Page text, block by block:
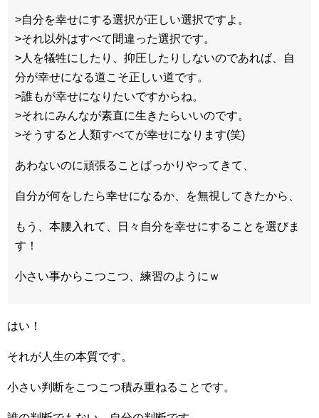
>自分を幸せにする選択が正しい選択ですよ。
>それ以外はすべて間違った選択です。
>人を犠牲にしたり、抑圧したりしないのであれば、自
分が幸せになる道こそ正しい道です。
>誰もが幸せになりたいですからね。
>それにみんなが素直に生きたらいいのです。
>そうすると人類すべてが幸せになります(笑)
あわないのに頑張ることばっかりやってきて、
自分が何をしたら幸せになるか、を無視してきたから、
もう、本腰入れて、日々自分を幸せにすることを選びま
す！
小さい事からこつこつ、練習のようにｗ
はい！
それが人生の本質です。
小さい判断をこつこつ積み重ねることです。